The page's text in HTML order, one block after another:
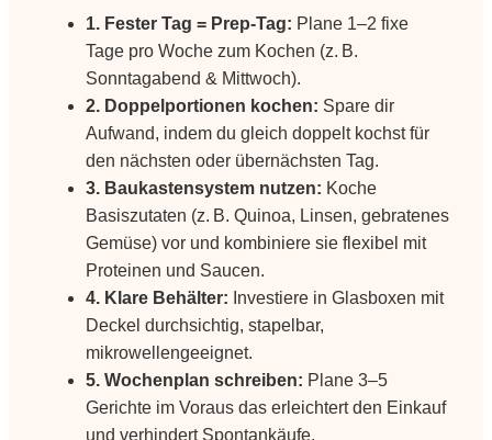
1. Fester Tag = Prep-Tag: Plane 1–2 fixe
Tage pro Woche zum Kochen (z. B.
Sonntagabend & Mittwoch).
2. Doppelportionen kochen: Spare dir
Aufwand, indem du gleich doppelt kochst für
den nächsten oder übernächsten Tag.
3. Baukastensystem nutzen: Koche
Basiszutaten (z. B. Quinoa, Linsen, gebratenes
Gemüse) vor und kombiniere sie flexibel mit
Proteinen und Saucen.
4. Klare Behälter: Investiere in Glasboxen mit
Deckel durchsichtig, stapelbar,
mikrowellengeeignet.
5. Wochenplan schreiben: Plane 3–5
Gerichte im Voraus das erleichtert den Einkauf
und verhindert Spontankäufe.